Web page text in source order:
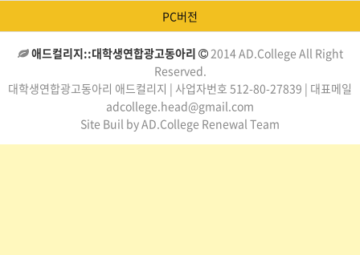
PC버전
애드컬리지::대학생연합광고동아리
2014 AD.College All Right
Reserved.
대학생연합광고동아리 애드컬리지 | 사업자번호 512-80-27839 | 대표메일
adcollege.head@gmail.com
Site Buil by AD.College Renewal Team